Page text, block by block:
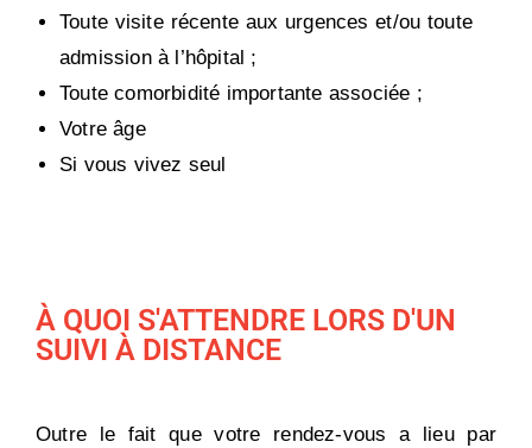
Toute visite récente aux urgences et/ou toute
admission à l’hôpital ;
Toute comorbidité importante associée ;
Votre âge
Si vous vivez seul
À QUOI S'ATTENDRE LORS D'UN
SUIVI À DISTANCE
Outre le fait que votre rendez-vous a lieu par